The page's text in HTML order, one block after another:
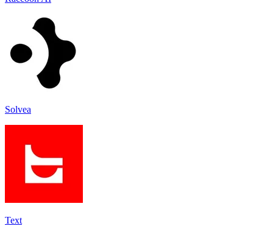
Solvea
Text